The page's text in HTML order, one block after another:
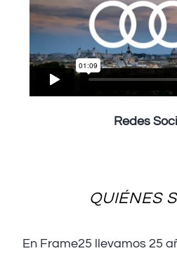
Redes
QUIÉNES
En Frame25 llevamos 25